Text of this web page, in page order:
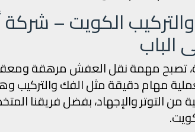
الكويت – شركة
الباب
تصبح مهمة نقل العفش مرهقة
مهام دقيقة مثل الفك والتركيب
من التوتر والإجهاد، بفضل فريقنا